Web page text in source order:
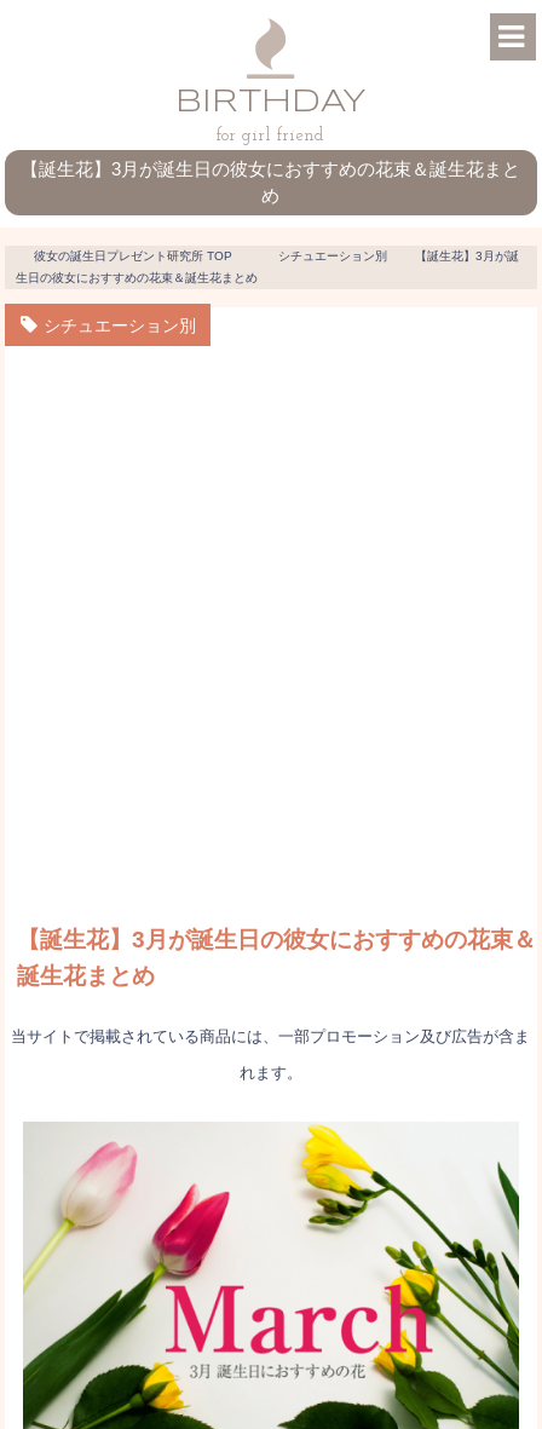
BIRTHDAY
for girl friend
【誕生花】3月が誕生日の彼女におすすめの花束＆誕生花まと
め
彼女の誕生日プレゼント研究所 TOP シチュエーション別
【誕生花】3月が誕
生日の彼女におすすめの花束＆誕生花まとめ
シチュエーション別
【誕生花】3月が誕生日の彼女におすすめの花束＆
誕生花まとめ
当サイトで掲載されている商品には、一部プロモーション及び広告が含ま
れます。